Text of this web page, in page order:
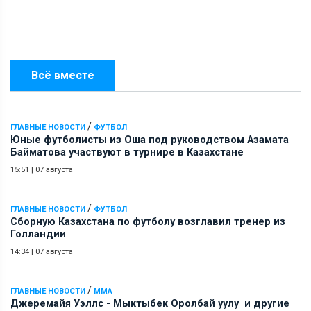
Всё вместе
ГЛАВНЫЕ НОВОСТИ / ФУТБОЛ
Юные футболисты из Оша под руководством Азамата
Байматова участвуют в турнире в Казахстане
15:51 | 07 августа
ГЛАВНЫЕ НОВОСТИ / ФУТБОЛ
Сборную Казахстана по футболу возглавил тренер из
Голландии
14:34 | 07 августа
ГЛАВНЫЕ НОВОСТИ / ММА
Джеремайя Уэллс - Мыктыбек Оролбай уулу и другие